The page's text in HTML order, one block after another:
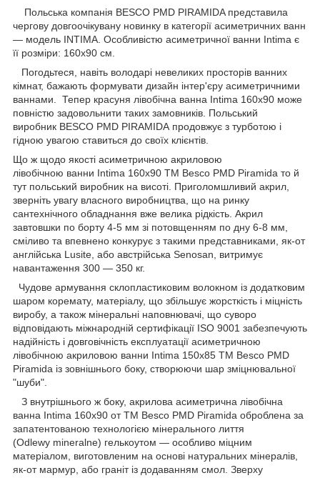
Польська компанія BESCO PMD PIRAMIDA представила
чергову довгоочікувану новинку в категорії асиметричних ванн
— модель INTIMA. Особливістю асиметричної ванни Intima є
її розміри: 160х90 см.
Погодьтеся, навіть володарі невеликих просторів ванних
кімнат, бажають формувати дизайн інтер'єру асиметричними
ваннами. Тепер красуня лівобічна ванна Intima 160х90 може
повністю задовольнити таких замовників. Польський
виробник BESCO PMD PIRAMIDA продовжує з турботою і
гідною увагою ставиться до своїх клієнтів.
Що ж щодо якості асиметричною акриловою
лівобічною ванни Intima 160х90 ТМ Besco PMD Piramida то й
тут польський виробник на висоті. Приголомшливий акрил,
зверніть увагу власного виробництва, що на ринку
сантехнічного обладнання вже велика рідкість. Акрил
завтовшки по борту 4-5 мм зі потовщенням по дну 6-8 мм,
сміливо та впевнено конкурує з такими представниками, як-от
англійська Lusite, або австрійська Senosan, витримує
навантаження 300 — 350 кг.
Чудове армування склопластиковим волокном із додатковим
шаром коремату, матеріалу, що збільшує жорсткість і міцність
виробу, а також мінеральні наповнювачі, що суворо
відповідають міжнародній сертифікації ISO 9001 забезпечують
надійність і довговічність експлуатації асиметричною
лівобічною акриловою ванни Intima 150х85 ТМ Besco PMD
Piramida із зовнішнього боку, створюючи шар зміцнювальної
"шуби".
З внутрішнього ж боку, акрилова асиметрична лівобічна
ванна Intima 160х90 от ТМ Besco PMD Piramida оброблена за
запатентованою технологією мінерального лиття
(Odlewy mineralne) гелькоутом ― особливо міцним
матеріалом, виготовленим на основі натуральних мінералів,
як-от мармур, або граніт із додаванням смол. Зверху